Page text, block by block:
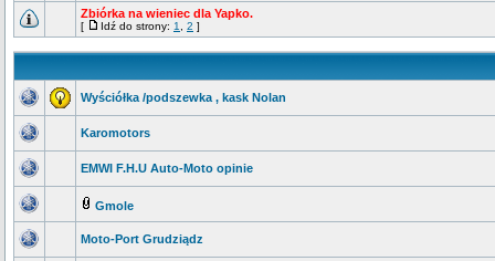
Zbiórka na wieniec dla Yapko.
[ Idź do strony: 1 2 ]
Wyściółka /podszewka , kask Nolan
Karomotors
EMWI F.H.U Auto-Moto opinie
Gmole
Moto-Port Grudziądz